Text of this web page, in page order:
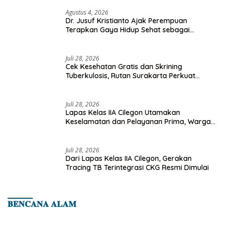
Agustus 4, 2026
Dr. Jusuf Kristianto Ajak Perempuan
Terapkan Gaya Hidup Sehat sebagai
Juli 28, 2026
Cek Kesehatan Gratis dan Skrining
Tuberkulosis, Rutan Surakarta Perkuat
Juli 28, 2026
Lapas Kelas IIA Cilegon Utamakan
Keselamatan dan Pelayanan Prima, Warga
Juli 28, 2026
Dari Lapas Kelas IIA Cilegon, Gerakan
Tracing TB Terintegrasi CKG Resmi Dimulai
𝐁𝐄𝐍𝐂𝐀𝐍𝐀 𝐀𝐋𝐀𝐌